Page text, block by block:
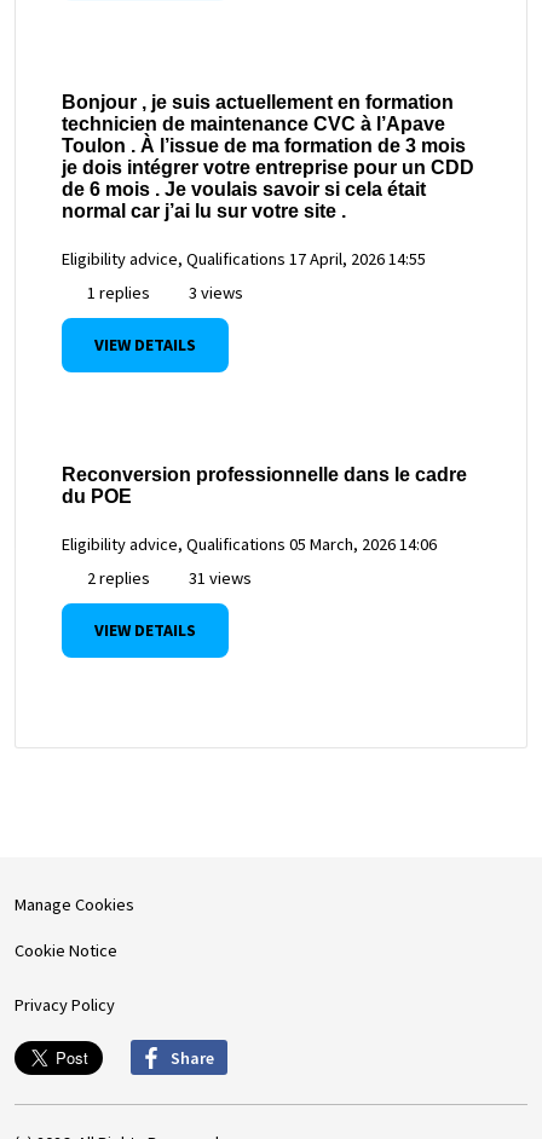
Bonjour , je suis actuellement en formation
technicien de maintenance CVC à l’Apave
Toulon . À l’issue de ma formation de 3 mois
je dois intégrer votre entreprise pour un CDD
de 6 mois . Je voulais savoir si cela était
normal car j’ai lu sur votre site .
Eligibility advice, Qualifications 17 April, 2026 14:55
1 replies
3 views
VIEW DETAILS
Reconversion professionnelle dans le cadre
du POE
Eligibility advice, Qualifications 05 March, 2026 14:06
2 replies
31 views
VIEW DETAILS
Manage Cookies
Cookie Notice
Privacy Policy
Share